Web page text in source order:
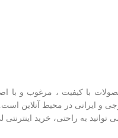
سابقه در ارائه محصولات با
و ايرانی در محيط
توانيد به راحتی، خرید